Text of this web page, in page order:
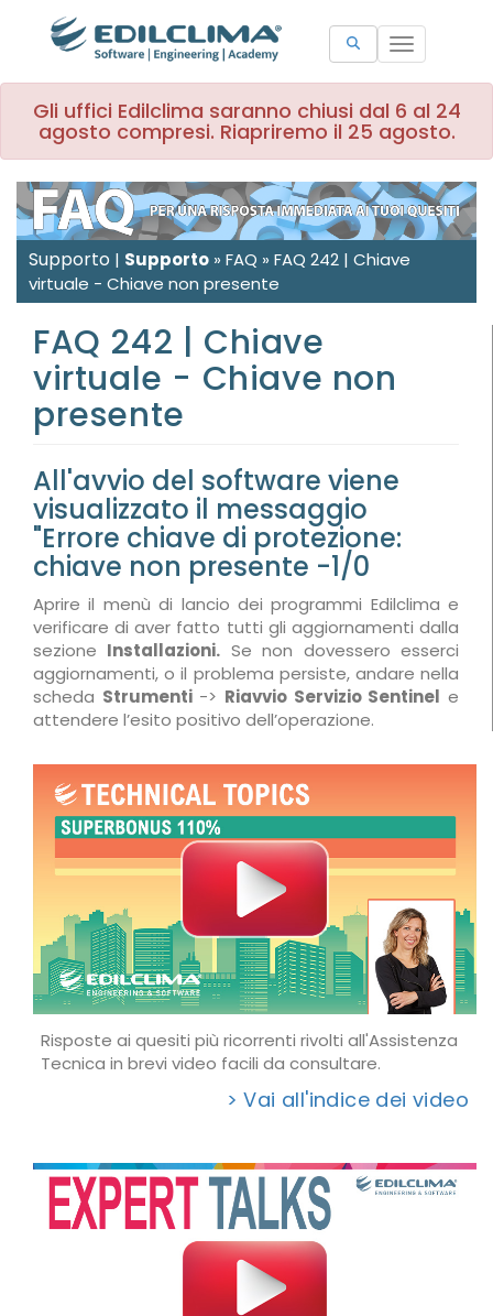
Toggle
navigation
Gli uffici Edilclima saranno chiusi dal 6 al 24
agosto compresi. Riapriremo il 25 agosto.
Supporto | Supporto » FAQ » FAQ 242 | Chiave
virtuale - Chiave non presente
FAQ 242 | Chiave
virtuale - Chiave non
presente
All'avvio del software viene
visualizzato il messaggio
"Errore chiave di protezione:
chiave non presente -1/0
Aprire il menù di lancio dei programmi Edilclima e
verificare di aver fatto tutti gli aggiornamenti dalla
sezione Installazioni. Se non dovessero esserci
aggiornamenti, o il problema persiste, andare nella
scheda Strumenti-> Riavvio Servizio Sentinel e
attendere l’esito positivo dell’operazione.
Risposte ai quesiti più ricorrenti rivolti all'Assistenza
Tecnica in brevi video facili da consultare.
> Vai all'indice dei video